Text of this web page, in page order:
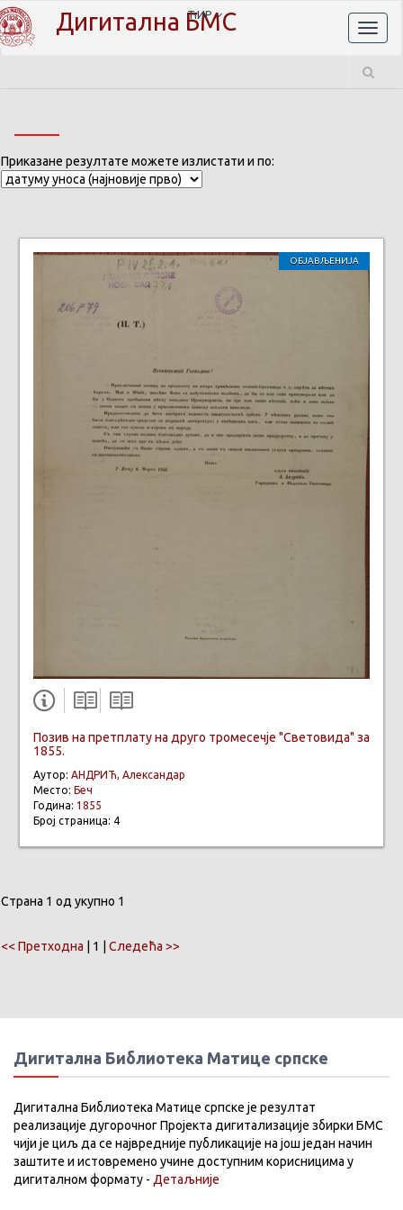
Дигитална БМС
ЋИР
Приказане резултате можете излистати и по:
ОБЈАВЉЕНИЈА
Позив на претплату на друго тромесечје "Световида" за
1855.
Аутор: АНДРИЋ, Александар
Место: Беч
Година: 1855
Број страница: 4
Страна 1 од укупно 1
<< Претходна | 1 | Следећа >>
Дигитална Библиотека Матице српске
Дигитална Библиотека Матице српске је резултат
реализације дугорочног Пројекта дигитализације збирки БМС
чији је циљ да се највредније публикације на још један начин
заштите и истовремено учине доступним корисницима у
дигиталном формату - Детаљније